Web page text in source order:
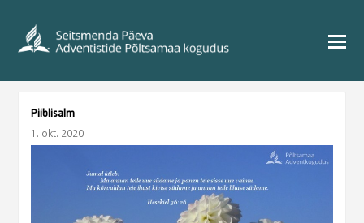
Piiblisalm
1. okt. 2020